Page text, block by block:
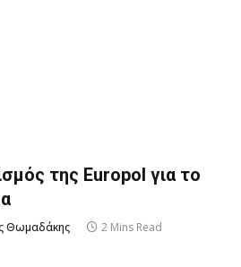
της Europol για το
Θωμαδάκης
2 Mins Read